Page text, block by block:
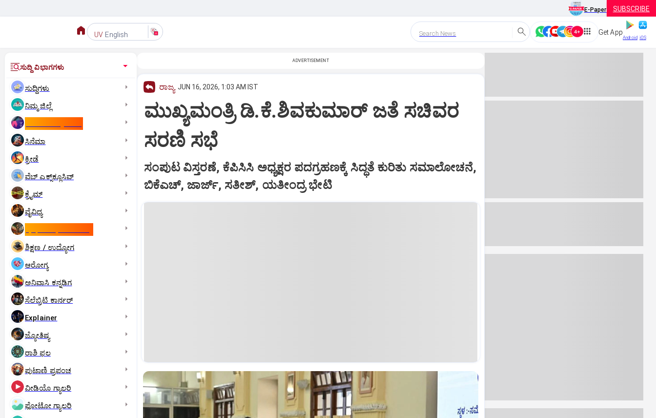
E-Paper SUBSCRIBE
UV English Search News Get App
Android iOS
ಸುದ್ದಿ ವಿಭಾಗಗಳು
ಸುದ್ದಿಗಳು
ನಿಮ್ಮ ಜಿಲ್ಲೆ
ಸಿನೆಮಾ
ಕ್ರೀಡೆ
ವೆಬ್ ಎಕ್ಸ್‌ಕ್ಲೂಸಿವ್
ಕ್ರೈಮ್
ವೈವಿಧ್ಯ
ಶಿಕ್ಷಣ / ಉದ್ಯೋಗ
ಆರೋಗ್ಯ
ಅನಿವಾಸಿ ಕನ್ನಡಿಗ
ಸೆಲೆಬ್ರಿಟಿ ಕಾರ್ನರ್‌
Explainer
ಜ್ಯೋತಿಷ್ಯ
ರಾಶಿ ಫಲ
ಪುಟಾಣಿ ಪ್ರಪಂಚ
ವೀಡಿಯೊ ಗ್ಯಾಲರಿ
ಫೋಟೋ ಗ್ಯಾಲರಿ
ADVERTISEMENT
ರಾಜ್ಯ JUN 16, 2026, 1:03 AM IST
ಮುಖ್ಯಮಂತ್ರಿ ಡಿ.ಕೆ.ಶಿವಕುಮಾರ್‌ ಜತೆ ಸಚಿವರ
ಸರಣಿ ಸಭೆ
ಸಂಪುಟ ವಿಸ್ತರಣೆ, ಕೆಪಿಸಿಸಿ ಅಧ್ಯಕ್ಷರ ಪದಗ್ರಹಣಕ್ಕೆ ಸಿದ್ಧತೆ ಕುರಿತು ಸಮಾಲೋಚನೆ,
ಬಿಕೆಎಚ್, ಜಾರ್ಜ್‌, ಸತೀಶ್‌, ಯತೀಂದ್ರ ಭೇಟಿ